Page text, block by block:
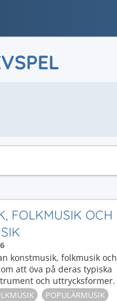
FOLKMUSIK OCH
konstmusik, folkmusik och
att öva på deras typiska
och uttrycksformer.
POPULÄRMUSIK